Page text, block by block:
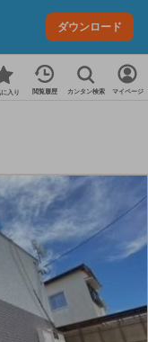
ダウンロード
に入り 閲覧履歴 カンタン検索 マイページ